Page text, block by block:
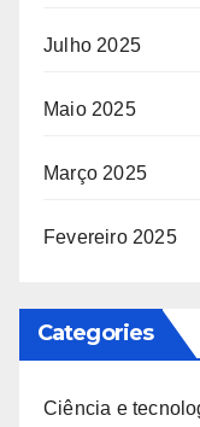
Julho 2025
Maio 2025
Março 2025
Fevereiro 2025
Categories
Ciência e